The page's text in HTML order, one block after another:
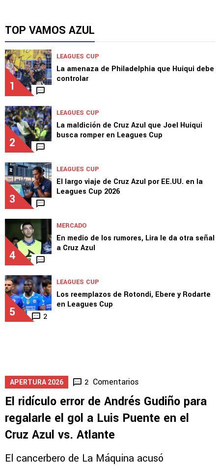
TOP VAMOS AZUL
1
LEAGUES CUP
La amenaza de Philadelphia que Huiqui debe
controlar
2
LEAGUES CUP
La maldición de Cruz Azul que Joel Huiqui
busca romper en Leagues Cup
3
LEAGUES CUP
El largo viaje de Cruz Azul por EE.UU. en la
Leagues Cup 2026
4
MERCADO
En medio de los rumores, Lira le da otra señal
a Cruz Azul
5 2
LEAGUES CUP
Los reemplazos de Rotondi, Ebere y Rodarte
en Leagues Cup
APERTURA 2026 2 Comentarios
El ridículo error de Andrés Gudiño para
regalarle el gol a Luis Puente en el
Cruz Azul vs. Atlante
El cancerbero de La Máquina acusó